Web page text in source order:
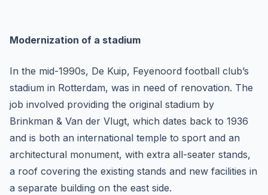
Modernization of a stadium
In the mid-1990s, De Kuip, Feyenoord football club’s
stadium in Rotterdam, was in need of renovation. The
job involved providing the original stadium by
Brinkman & Van der Vlugt, which dates back to 1936
and is both an international temple to sport and an
architectural monument, with extra all-seater stands,
a roof covering the existing stands and new facilities in
a separate building on the east side.